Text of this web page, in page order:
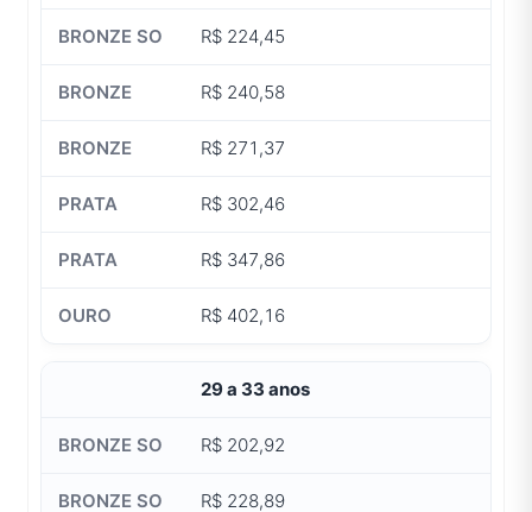
R$ 224,45
R$ 240,58
R$ 271,37
R$ 302,46
R$ 347,86
R$ 402,16
29 a 33 anos
R$ 202,92
R$ 228,89